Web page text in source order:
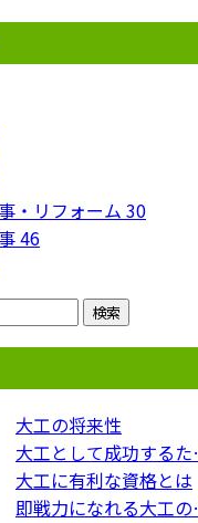
・リフォーム 30
46
大工の将来性
大工として成功する
大工に有利な資格とは
即戦力になれる大工